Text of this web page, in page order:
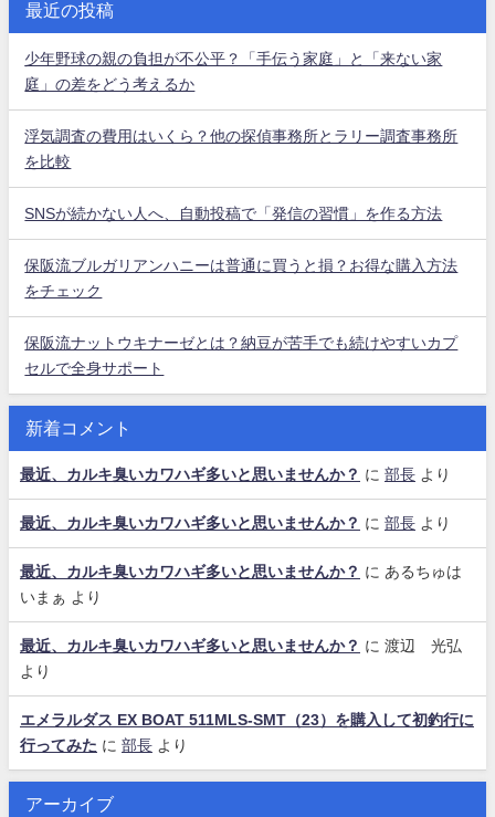
最近の投稿
少年野球の親の負担が不公平？「手伝う家庭」と「来ない家
庭」の差をどう考えるか
浮気調査の費用はいくら？他の探偵事務所とラリー調査事務所
を比較
SNSが続かない人へ、自動投稿で「発信の習慣」を作る方法
保阪流ブルガリアンハニーは普通に買うと損？お得な購入方法
をチェック
保阪流ナットウキナーゼとは？納豆が苦手でも続けやすいカプ
セルで全身サポート
新着コメント
最近、カルキ臭いカワハギ多いと思いませんか？ に 部長 より
最近、カルキ臭いカワハギ多いと思いませんか？ に 部長 より
最近、カルキ臭いカワハギ多いと思いませんか？ に あるちゅは
いまぁ より
最近、カルキ臭いカワハギ多いと思いませんか？ に 渡辺 光弘
より
エメラルダス EX BOAT 511MLS-SMT（23）を購入して初釣行に
行ってみた に 部長 より
アーカイブ